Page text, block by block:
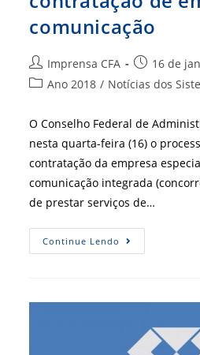
comunicação
Autor
do
Imprensa CFA
Post
publicado:
16 de
Categoria
Ano 2018 / Notícias dos
O Conselho Federal de
nesta quarta-feira (16) o
contratação da empresa
comunicação integrada
de prestar serviços de…
Continue Lendo CFA
Suspende
Empresa
Comunicação